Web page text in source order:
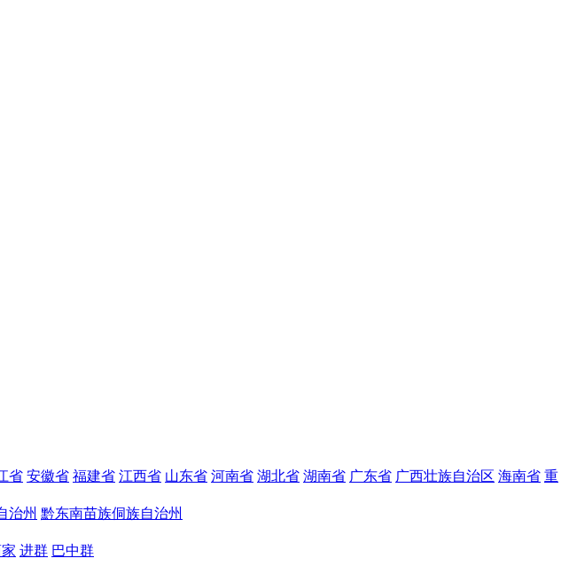
省 安徽省 福建省 江西省 山东省 河南省 湖北省 湖南省 广东省 广西壮族自治区 海南省 重
治州 黔东南苗族侗族自治州
进群 巴中群